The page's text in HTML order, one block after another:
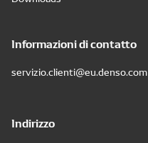
Informazioni di contatto
servizio.clienti@eu.denso.com
Indirizzo